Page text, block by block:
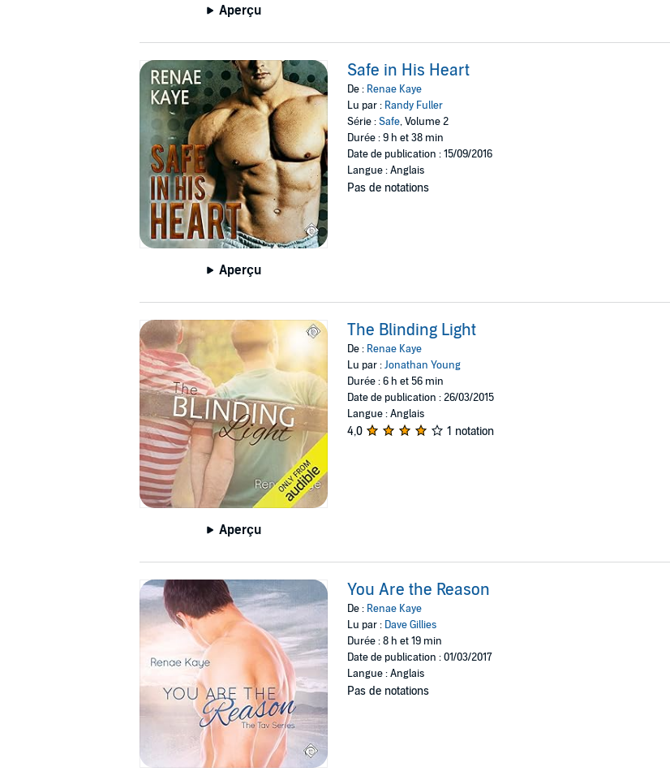
Aperçu
Aperçu
Safe in His Heart
De : Renae Kaye
Lu par : Randy Fuller
Série :Safe, Volume 2
Durée : 9 h et 38 min
Date de publication : 15/09/2016
Langue : Anglais
Pas de notations
Aperçu
The Blinding Light
De : Renae Kaye
Lu par :Jonathan Young
Durée : 6 h et 56 min
Date de publication : 26/03/2015
Langue : Anglais
4,0 1 notation
You Are the Reason
De : Renae Kaye
Lu par : Dave Gillies
Durée : 8 h et 19 min
Date de publication : 01/03/2017
Langue : Anglais
Pas de notations